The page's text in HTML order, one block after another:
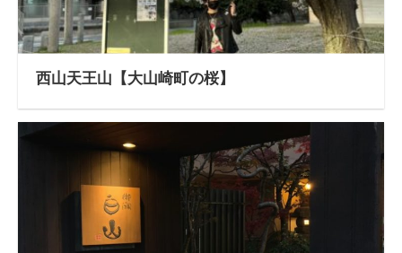
西山天王山【大山崎町の桜】